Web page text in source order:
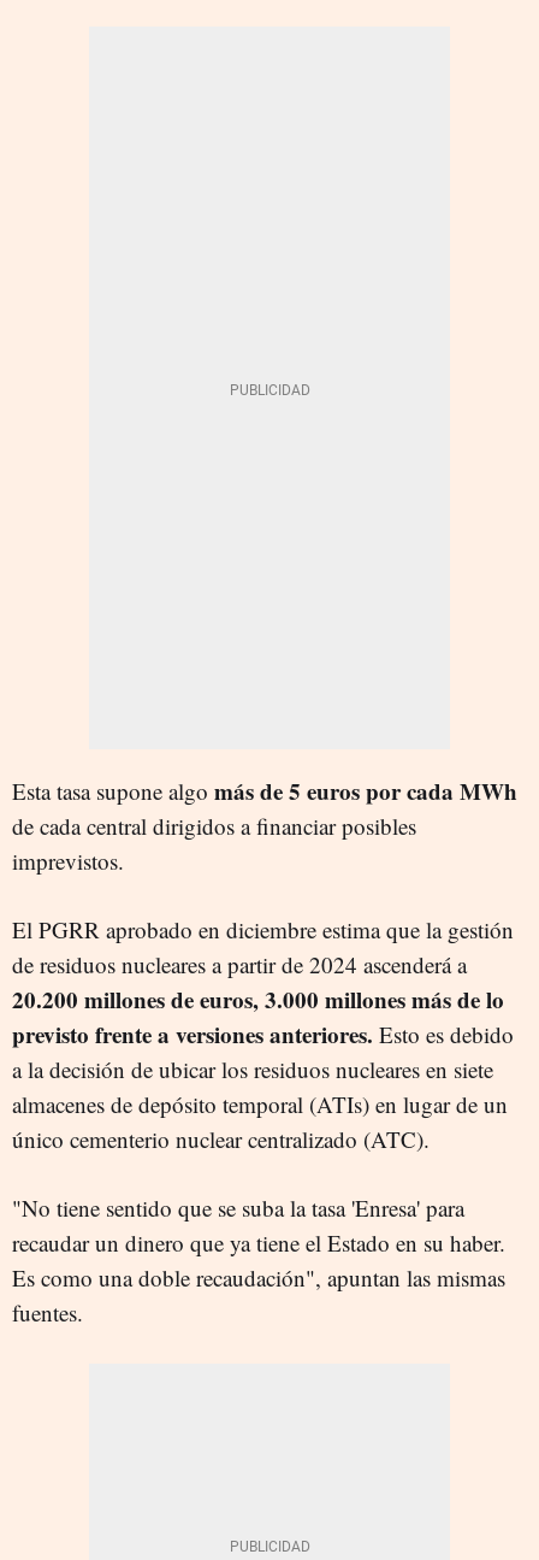
Esta tasa supone algo más de 5 euros por cada MWh
de cada central dirigidos a financiar posibles
imprevistos.
El PGRR aprobado en diciembre estima que la gestión
de residuos nucleares a partir de 2024 ascenderá a
20.200 millones de euros, 3.000 millones más de lo
previsto frente a versiones anteriores. Esto es debido
a la decisión de ubicar los residuos nucleares en siete
almacenes de depósito temporal (ATIs) en lugar de un
único cementerio nuclear centralizado (ATC).
"No tiene sentido que se suba la tasa 'Enresa' para
recaudar un dinero que ya tiene el Estado en su haber.
Es como una doble recaudación", apuntan las mismas
fuentes.